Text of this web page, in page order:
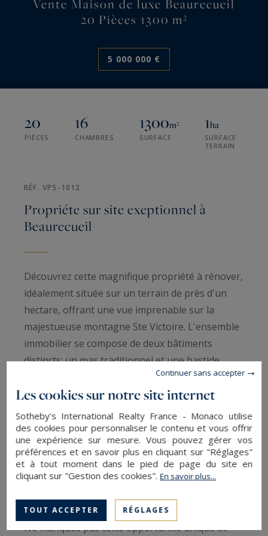
Vente Maison de luxe Beaurecueil
20 Pièces 1300 m²
5 000 000 €
20
PIÈCES
16
CHAMBRES
1300m²
SURFACE
1ha
SURFACE
TERRAIN
RÉF. VP5-1012
Propriéte sur site exeptionnel à
Beaurecueil
Découvrez cette magnifique propriété à rénover,
idéalement située sur un terrain de près d'un
hectare, offrant une vue imprenable sur la
majestueuse montagne Ste Victoire. L'ensemble
immobilier se compose de deux bâtiments
distincts: un mas traditionnel et une bastide
totalisant environ 1300m2 de surface. Un permis
de construire a déjà été obtenu, permettant une
rénovation complète en vue d'une exploitation
hôtelière.
Idéalement placée, cette propriété se trouve à
proximité des principaux sites touristiques, ainsi
que des restaurants, des commerces et des
potentiel commercial exceptionnels.
Ne manquez pas cette opportunité unique de
Les cookies sur notre site internet
Sotheby's International Realty France - Monaco utilise
des cookies pour personnaliser le contenu et vous offrir
une expérience sur mesure. Vous pouvez gérer vos
préférences et en savoir plus en cliquant sur "Réglages"
et à tout moment dans le pied de page du site en
cliquant sur "Gestion des cookies".En savoir plus...
TOUT ACCEPTER RÉGLAGES
Continuer sans accepter